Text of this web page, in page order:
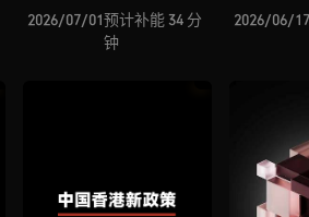
安全边界何在？全景
式拆解其背景、潜在
2026/07/01预计补能 34 分
钟
还有多
解其技
2026/06/17